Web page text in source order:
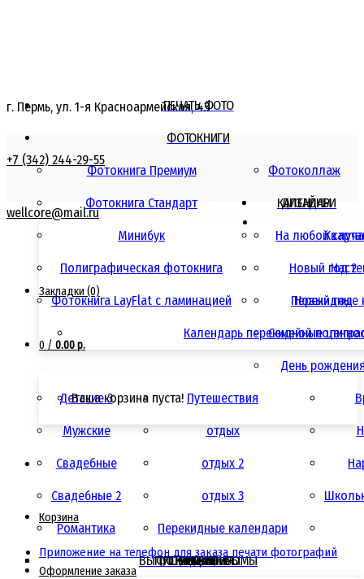
г. Пермь, ул. 1-я Красноармейская, 43
+7 (342) 244-29-55
wellcore@mail.ru
Закладки (0)
0 / 0.00 р.
Ваша корзина пуста!
Корзина
Оформление заказа
ПЕЧАТЬ ФОТО
ФОТОКНИГИ
Фотокнига Премиум
Фотокнига Стандарт
Минибук
Полиграфическая фотокнига
Фотокнига LayFlat с ламинацией
Фотоколлаж
КАЛЕНДАРИ
Перекидные
Календарь перекидной
ДИЗАЙНЫ
На любой
Новый год 2
Новый год
Семейные
День
Детские 3
Мужские
Свадебные
Свадебные 2
Романтика
Путешествия
отдых
отдых 2
отдых 3
Перекидные календари
ФОТОСУВЕНИРЫ
ЦЕНЫ
АКЦИИ
ВЫПУСКНЫЕ АЛЬБОМЫ
ПОЛИГРАФИЯ
УСЛУГИ
Приложение на телефон для заказа печати фотографий